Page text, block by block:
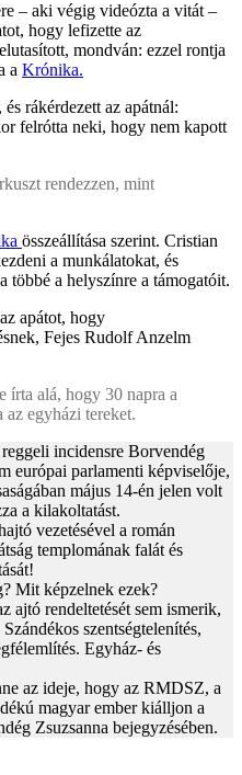
– aki végig videózta a vitát –
hogy lefizette az
mondván: ezzel rontja
a Krónika.
rákérdezett az apátnál:
felrótta neki, hogy nem kapott
rendezzen, mint
összeállítása szerint. Cristian
a munkálatokat, és
többé a helyszínre a támogatóit.
apátot, hogy
Fejes Rudolf Anzelm
írta alá, hogy 30 napra a
az egyházi tereket.
incidensre Borvendég
európai parlamenti képviselője,
május 14-én jelen volt
a kilakoltatást.
vezetésével a román
templomának falát és
Mit képzelnek ezek?
ajtó rendeltetését sem ismerik,
szentségtelenítés,
Egyház- és
az ideje, hogy az RMDSZ, a
magyar ember kiálljon a
Zsuzsanna bejegyzésében.